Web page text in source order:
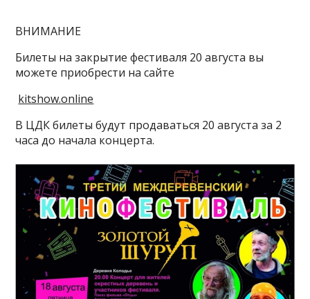
ВНИМАНИЕ
Билеты на закрытие фестиваля 20 августа вы
можете приобрести на сайте
kitshow.online
В ЦДК билеты будут продаваться 20 августа за 2
часа до начала концерта.